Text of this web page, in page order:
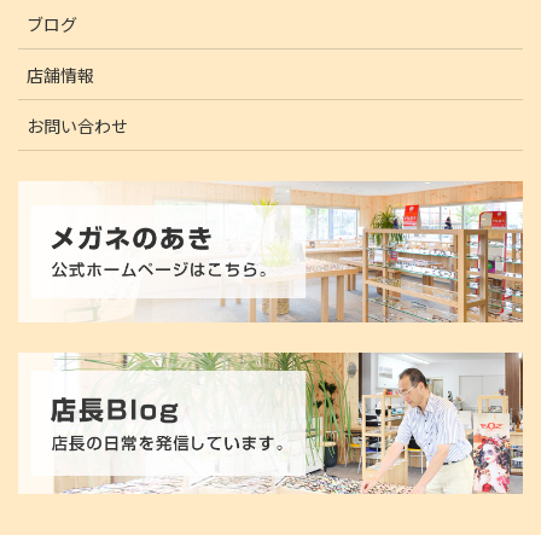
ブログ
店舗情報
お問い合わせ